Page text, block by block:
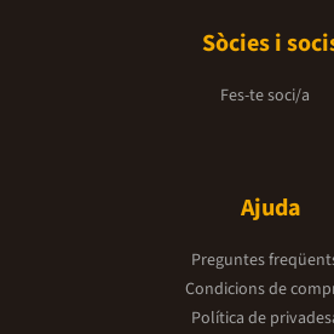
Sòcies i
Fes-te soci/a
Ajuda
Preguntes
Condicions de
Política de